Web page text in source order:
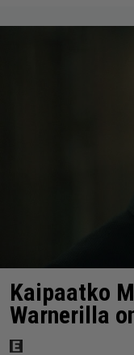
Kaipaatko
Warnerilla